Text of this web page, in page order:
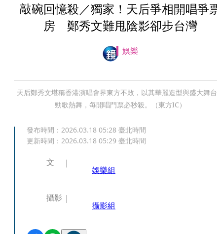
敲碗回憶殺／獨家！天后爭相開唱爭票
房 鄭秀文難甩陰影卻步台灣
娛樂
天后鄭秀文堪稱香港演唱會界東方不敗，以其華麗造型與盛大舞台
勁歌熱舞，每開唱門票必秒殺。（東方IC）
發布時間： 2026.03.18 05:28 臺北時間
更新時間： 2026.03.18 05:29 臺北時間
文
娛樂組
攝影
攝影組